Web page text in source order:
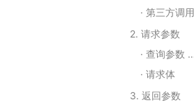
第三方调用
2. 请求参数
查询参数 Query String Parameters
请求体
3. 返回参数